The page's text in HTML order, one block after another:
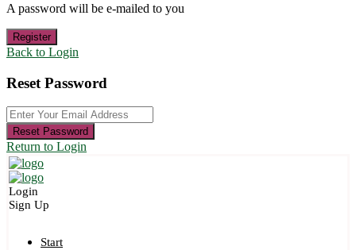
A password will be e-mailed to you
Register
Back to Login
Reset Password
Reset Password
Return to Login
Login
Sign Up
Start